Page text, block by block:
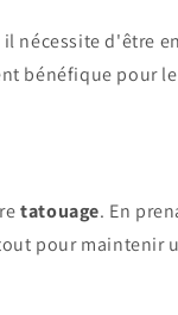
nécessite d'être
bénéfique pour
tatouage. En
pour maintenir